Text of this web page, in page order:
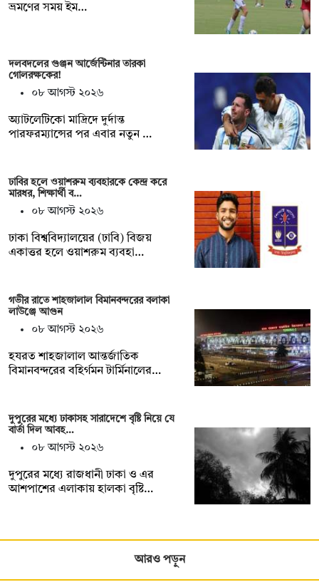
ভ্রমণের সময় ইম…
দলবদলের গুঞ্জন আর্জেন্টিনার তারকা
গোলরক্ষকের!
০৮ আগস্ট ২০২৬
অ্যাটলেটিকো মাদ্রিদে দুর্দান্ত
পারফরম্যান্সের পর এবার নতুন …
ঢাবির হলে ওয়াশরুম ব্যবহারকে কেন্দ্র করে
মারধর, শিক্ষার্থী ব…
০৮ আগস্ট ২০২৬
ঢাকা বিশ্ববিদ্যালয়ের (ঢাবি) বিজয়
একাত্তর হলে ওয়াশরুম ব্যবহা…
গভীর রাতে শাহজালাল বিমানবন্দরের বলাকা
লাউঞ্জে আগুন
০৮ আগস্ট ২০২৬
হযরত শাহজালাল আন্তর্জাতিক
বিমানবন্দরের বহির্গমন টার্মিনালের…
দুপুরের মধ্যে ঢাকাসহ সারাদেশে বৃষ্টি নিয়ে যে
বার্তা দিল আবহ…
০৮ আগস্ট ২০২৬
দুপুরের মধ্যে রাজধানী ঢাকা ও এর
আশপাশের এলাকায় হালকা বৃষ্টি…
আরও পড়ুন